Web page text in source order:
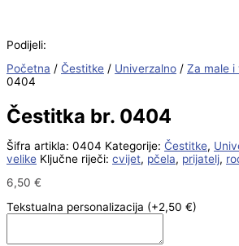
Podijeli:
Početna / Čestitke / Univerzalno / Za male i
0404
Čestitka br. 0404
Šifra artikla: 0404 Kategorije: Čestitke,
velike Ključne riječi: cvijet, pčela, prijatelj,
6,50 €
Tekstualna personalizacija (+2,50 €)